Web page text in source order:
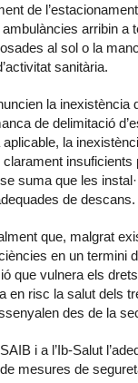
de
arribin
al sol o la
sanitària.
la inexistència
de delimitació
la
suma que les
de descans.
que, malgrat
en un termini
que vulnera els
en risc la salut dels
des de la
i a l’Ib-Salut
mesures de